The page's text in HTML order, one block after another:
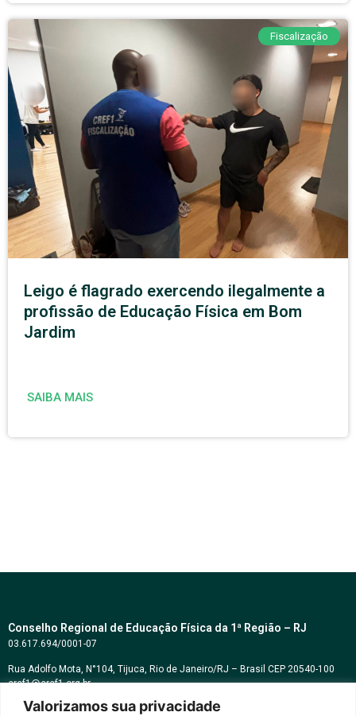
Valorizamos sua privacidade
Fiscalização
Leigo é flagrado exercendo ilegalmente a
profissão de Educação Física em Bom
Jardim
SAIBA MAIS
Conselho Regional de Educação Física da 1ª Região – RJ
03.617.694/0001-07
Rua Adolfo Mota, N°104, Tijuca, Rio de Janeiro/RJ – Brasil CEP 20540-100
cref1@cref1.org.br
Assessoria de comunicação: